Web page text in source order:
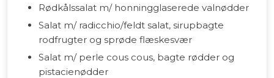
Rødkålssalat m/ honningglaserede valnødder
Salat m/ radicchio/feldt salat, sirupbagte
rodfrugter og sprøde flæskesvær
Salat m/ perle cous cous, bagte rødder og
pistacienødder